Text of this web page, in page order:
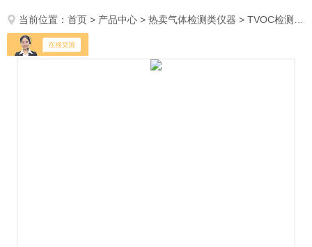
当前位置：首页 > 产品中心 >热卖气体检测类仪器 >TVOC检测仪